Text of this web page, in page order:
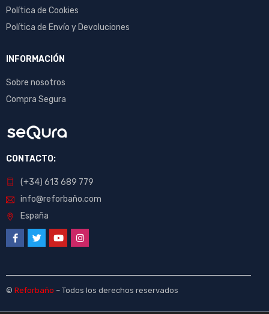
Política de Cookies
Política de Envío y Devoluciones
INFORMACIÓN
Sobre nosotros
Compra Segura
CONTACTO:
(+34) 613 689 779
info@reforbaño.com
España
© Reforbaño – Todos los derechos reservados